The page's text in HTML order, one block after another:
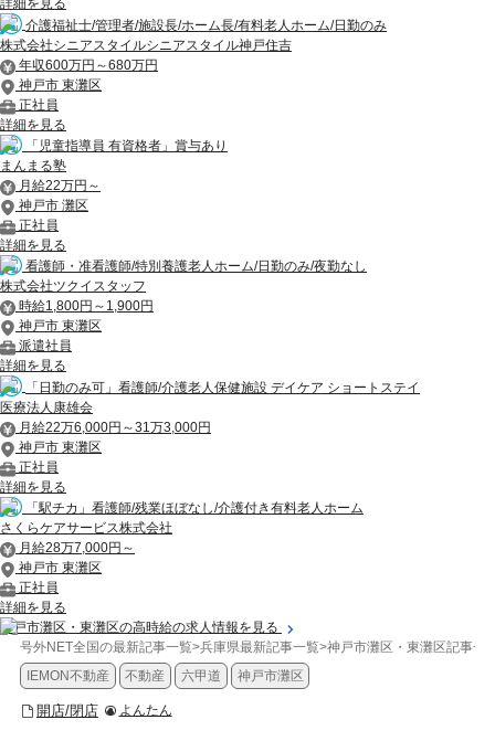
詳細を見る
介護福祉士/管理者/施設長/ホーム長/有料老人ホーム/日勤のみ
株式会社シニアスタイルシニアスタイル神戸住吉
年収600万円～680万円
神戸市 東灘区
正社員
詳細を見る
「児童指導員 有資格者」賞与あり
まんまる塾
月給22万円～
神戸市 灘区
正社員
詳細を見る
看護師・准看護師/特別養護老人ホーム/日勤のみ/夜勤なし
株式会社ツクイスタッフ
時給1,800円～1,900円
神戸市 東灘区
派遣社員
詳細を見る
「日勤のみ可」看護師/介護老人保健施設 デイケア ショートステイ
医療法人康雄会
月給22万6,000円～31万3,000円
神戸市 東灘区
正社員
詳細を見る
「駅チカ」看護師/残業ほぼなし/介護付き有料老人ホーム
さくらケアサービス株式会社
月給28万7,000円～
神戸市 東灘区
正社員
詳細を見る
神戸市灘区・東灘区の高時給の求人情報を見る
号外NET全国の最新記事一覧>兵庫県最新記事一覧>神戸市灘区・東灘区記事一
IEMON不動産
不動産 六甲道 神戸市灘区
開店/閉店 よんたん